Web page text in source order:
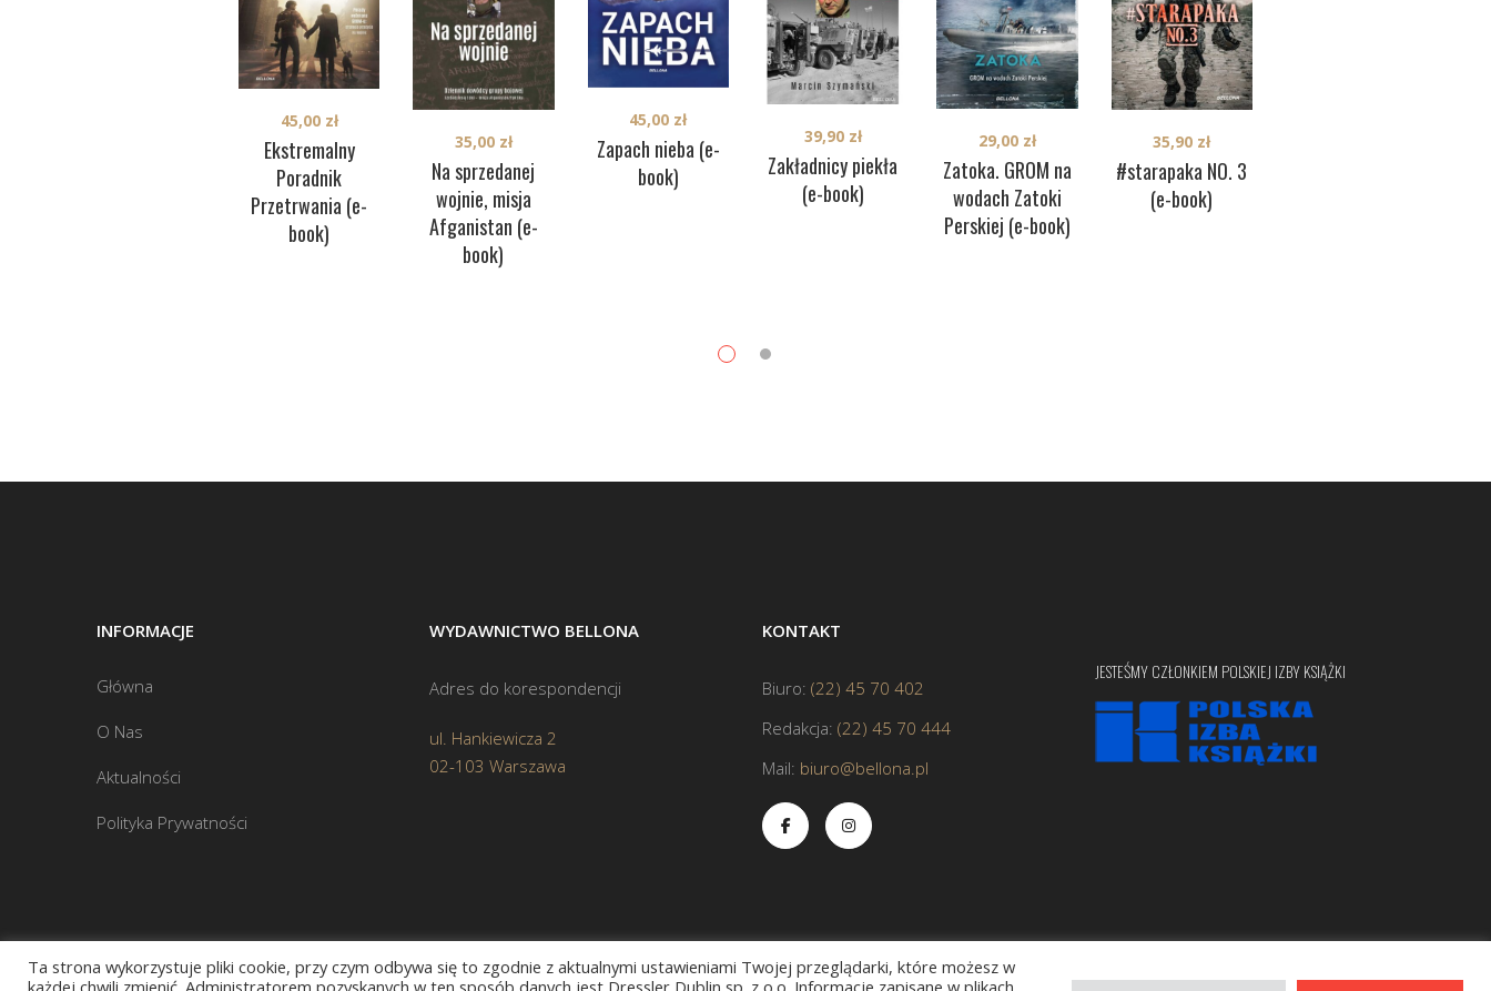
Ekstremalny
Poradnik
Przetrwania (e-
book)
45,00 zł
Na sprzedanej
wojnie, misja
Afganistan (e-
book)
35,00 zł
Zapach nieba (e-
book)
45,00 zł
Zakładnicy piekła
(e-book)
39,90 zł
Zatoka. GROM na
wodach Zatoki
Perskiej (e-book)
29,00 zł
#starapaka NO. 3
(e-book)
35,90 zł
INFORMACJE
Główna
O Nas
Aktualności
Polityka Prywatności
WYDAWNICTWO BELLONA
Adres do korespondencji
ul. Hankiewicza 2
02-103 Warszawa
KONTAKT
Biuro: (22) 45 70 402
Redakcja: (22) 45 70 444
Mail: biuro@bellona.pl
JESTEŚMY CZŁONKIEM POLSKIEJ IZBY KSIĄŻKI
Copyright © 2020 bellona.pl
Ta strona wykorzystuje pliki cookie, przy czym odbywa się to zgodnie z aktualnymi ustawieniami Twojej przeglądarki, które możesz w
każdej chwili zmienić. Administratorem pozyskanych w ten sposób danych jest Dressler Dublin sp. z o.o. Informacje zapisane w plikach